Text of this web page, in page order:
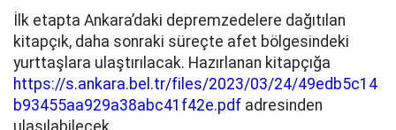
İlk etapta Ankara’daki depremzedelere dağıtılan
kitapçık, daha sonraki süreçte afet bölgesindeki
yurttaşlara ulaştırılacak. Hazırlanan kitapçığa
https://s.ankara.bel.tr/files/2023/03/24/49edb5c14
b93455aa929a38abc41f42e.pdf adresinden
ulaşılabilecek.